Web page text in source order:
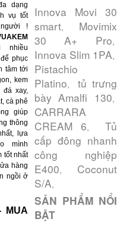
dạng
vụ tốt
!
nhiều
phục
tâm tới
kem
đá xay,
cà phê
giúp
thông
lựa
mình
tốt nhất
hàng
ngồi ở
MUA
Innova Movi 30
smart, Movimix
30 A+ Pro,
Innova Slim 1PA,
Pistachio
Platino, tủ trưng
bày Amalfi 130,
CARRARA
CREAM 6, Tủ
cấp đông nhanh
công nghiệp
E400, Coconut
S/A,
SẢN PHẨM NỔI
BẬT